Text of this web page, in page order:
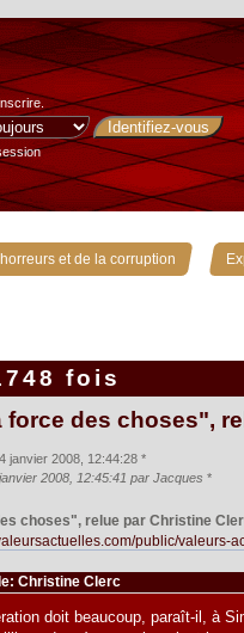
.
et de la corruption »
fois
force des choses",
janvier 2008, 12:44:28 *
2008, 12:45:41 par Jacques *
choses", relue par Christine
public/valeurs-
Christine Clerc
doit beaucoup, paraît-il, à